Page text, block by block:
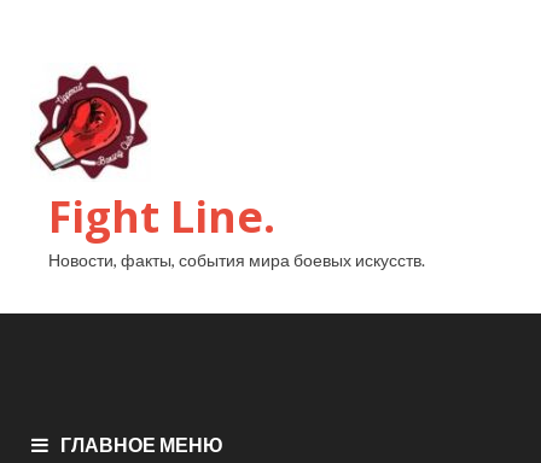
Fight Line.
Новости, факты, события мира боевых искусств.
ГЛАВНОЕ МЕНЮ